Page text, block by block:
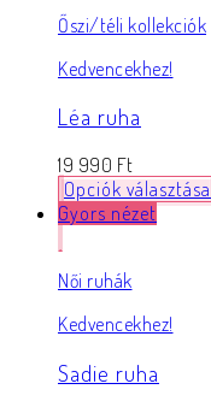
Őszi/téli kollekciók
Kedvencekhez!
Léa ruha
19 990 Ft
Opciók választása
Gyors nézet
Női ruhák
Kedvencekhez!
Sadie ruha